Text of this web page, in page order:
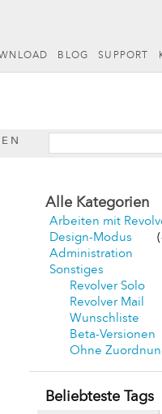
BLOG SUPPORT
Alle Kategorien
Arbeiten mit
Design-Modus
Administration
Sonstiges
Revolver Solo
Revolver Mail
Wunschliste
Beta-Versionen
Ohne
Beliebteste Tags